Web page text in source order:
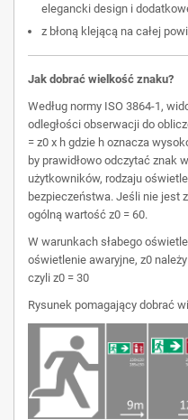
elegancki design i
z błoną klejącą na całej
Jak dobrać wielkość znaku?
Według normy ISO 3864-1,
odległości obserwacji do
= z0 x h gdzie h oznacza
by prawidłowo odczytać znak
użytkowników, rodzaju
bezpieczeństwa. Jeśli nie jest
ogólną wartość z0 = 60.
W warunkach słabego
oświetlenie awaryjne, z0
czyli z0 = 30
Rysunek pomagający dobrać